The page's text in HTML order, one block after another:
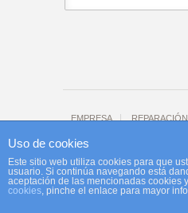
EMPRESA
Uso de cookies
Este sitio web utiliza cookies para que
usuario. Si continúa navegando está
aceptación de las mencionadas cookies
cookies, pinche el enlace para mayor